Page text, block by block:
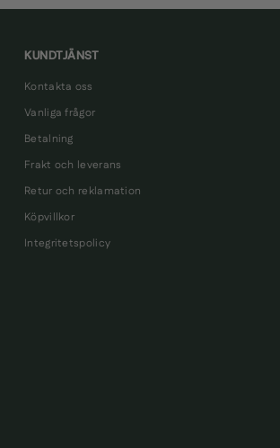
KUNDTJÄNST
Kontakta oss
Vanliga frågor
Betalning
Frakt och leverans
Retur och reklamation
Köpvillkor
Integritetspolicy